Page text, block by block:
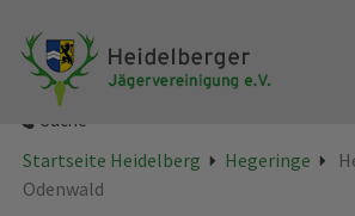
Startseite
Kontakt
Suche
Startseite Heidelberg Hegeringe
Odenwald